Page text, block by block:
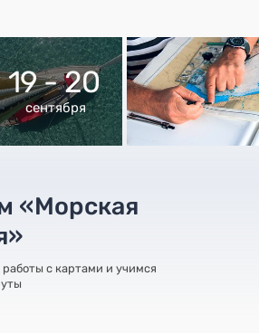
19 - 20
сентября
«Морская
с картами и учимся